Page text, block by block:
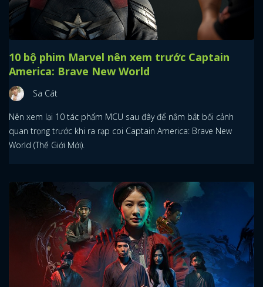
10 bộ phim Marvel nên xem trước Captain
America: Brave New World
Sa Cát
Nên xem lại 10 tác phẩm MCU sau đây để nắm bắt bối cảnh
quan trọng trước khi ra rạp coi Captain America: Brave New
World (Thế Giới Mới).